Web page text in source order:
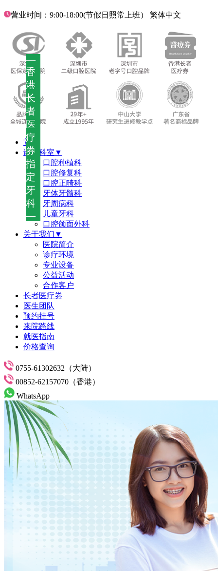
—
香
港
长
者
医
疗
券
指
定
牙
科
—
营业时间：9:00-18:00(节假日照常上班） 繁体中文
首页
诊疗科室▼
口腔种植科
口腔修复科
口腔正畸科
牙体牙髓科
牙周病科
儿童牙科
口腔颌面外科
关于我们▼
医院简介
诊疗环境
专业设备
公益活动
合作客户
长者医疗劵
医生团队
预约挂号
来院路线
就医指南
价格查询
0755-61302632（大陆）
00852-62157070（香港）
WhatsApp